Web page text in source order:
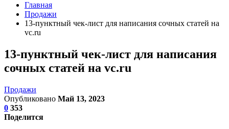
Главная
Продажи
13-пунктный чек-лист для написания сочных статей на
vc.ru
13-пунктный чек-лист для написания
сочных статей на vc.ru
Продажи
Опубликовано Май 13, 2023
0 353
Поделится